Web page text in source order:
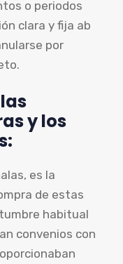
o periodos
clara y fija ab
por
y los
es la
de estas
habitual
convenios con